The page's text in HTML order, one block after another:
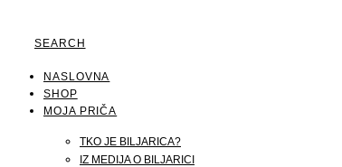
SEARCH
NASLOVNA
SHOP
MOJA PRIČA
TKO JE BILJARICA?
IZ MEDIJA O BILJARICI